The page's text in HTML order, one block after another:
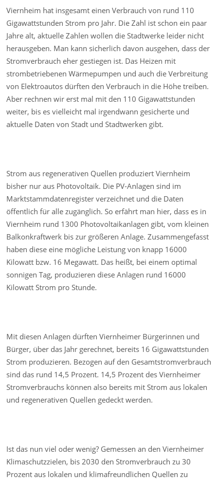
Viernheim hat insgesamt einen Verbrauch von rund 110
Gigawattstunden Strom pro Jahr. Die Zahl ist schon ein paar
Jahre alt, aktuelle Zahlen wollen die Stadtwerke leider nicht
herausgeben. Man kann sicherlich davon ausgehen, dass der
Stromverbrauch eher gestiegen ist. Das Heizen mit
strombetriebenen Wärmepumpen und auch die Verbreitung
von Elektroautos dürften den Verbrauch in die Höhe treiben.
Aber rechnen wir erst mal mit den 110 Gigawattstunden
weiter, bis es vielleicht mal irgendwann gesicherte und
aktuelle Daten von Stadt und Stadtwerken gibt.
Strom aus regenerativen Quellen produziert Viernheim
bisher nur aus Photovoltaik. Die PV-Anlagen sind im
Marktstammdatenregister verzeichnet und die Daten
öffentlich für alle zugänglich. So erfährt man hier, dass es in
Viernheim rund 1300 Photovoltaikanlagen gibt, vom kleinen
Balkonkraftwerk bis zur größeren Anlage. Zusammengefasst
haben diese eine mögliche Leistung von knapp 16000
Kilowatt bzw. 16 Megawatt. Das heißt, bei einem optimal
sonnigen Tag, produzieren diese Anlagen rund 16000
Kilowatt Strom pro Stunde.
Mit diesen Anlagen dürften Viernheimer Bürgerinnen und
Bürger, über das Jahr gerechnet, bereits 16 Gigawattstunden
Strom produzieren. Bezogen auf den Gesamtstromverbrauch
sind das rund 14,5 Prozent. 14,5 Prozent des Viernheimer
Stromverbrauchs können also bereits mit Strom aus lokalen
und regenerativen Quellen gedeckt werden.
Ist das nun viel oder wenig? Gemessen an den Viernheimer
Klimaschutzzielen, bis 2030 den Stromverbrauch zu 30
Prozent aus lokalen und klimafreundlichen Quellen zu